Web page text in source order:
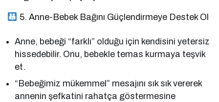
5. Anne-Bebek Bağını Güçlendirmeye Destek Ol
Anne, bebeği “farklı” olduğu için kendisini yetersiz
hissedebilir. Onu, bebekle temas kurmaya teşvik
et.
“Bebeğimiz mükemmel” mesajını sık sık vererek
annenin şefkatini rahatça göstermesine